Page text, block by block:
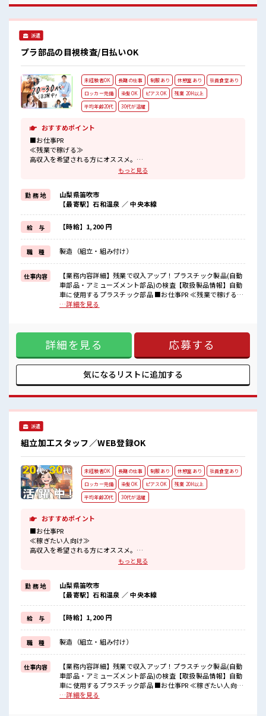
雰囲気 キバツ過ぎなければ髪色・髪型は自由！ あなたの個性
を大事にできます♪ しっかり休める休憩室あり！ オンオフの
派遣
プラ部品の目視検査/日払いOK
未経験者OK 長期の仕事 制服あり 休憩室あり
社員食堂あり
ロッカー完備
染髪OK ピアスOK
残業 20H以上
平均年齢20代
30代が活躍
おすすめポイント
■お仕事PR
≪残業で稼げる≫
高収入を希望される方にオススメ。
残業は月20時間以上あります♪
基本的に髪色自由で明るすぎたり奇抜でなければOKです！
(規定有)≪ラクラク制服アリ≫
制服があるので、
毎日の服装の悩み解消♪
≪初めての仕事だけど自分にもできそう≫
新しいことにチャレンジするのは不安だけど、
しっかり働く環境が整っています！
イチからスキルUP・ステップUP目指していきましょう！
≪様々なお仕事をご提案≫
一人で悩まず気軽に相談できる、
派遣のお仕事です！
■職場の雰囲気
休憩室で楽しくおしゃべり！
ストレス解消☆
もっと見る
勤 務 地
山梨県笛吹市
【最寄駅】石和温泉 ／ 中央本線
給 与 【時給】1,200 円
職 種 製造（組立・組み付け）
仕事内容
【業務内容詳細】残業で収入アップ！プラスチック製品(自動
車部品・アミューズメント部品)の検査【取扱製品情報】自動
車に使用するプラスチック部品 ■お仕事PR ≪残業で稼げる≫
高収入を希望される方にオススメ。 残業は月20時間以上あり
ので、 毎日の服装の悩み解消♪ ≪初めての仕事だけど自分に
もできそう≫ 新しいことにチャレンジするのは不安だけど、
しっかり働く環境が整っています！ イチからスキルUP・ステ
ップUP目指していきましょう！ ≪様々なお仕事をご提案≫ 一
人で悩まず気軽に相談できる、 派遣のお仕事です！ ■職場の
雰囲気 派手すぎなければ多少のヘアカラーもOKなのはウレシ
しくおしゃべり！ ストレス解消☆
…詳細を見る
詳細を見る 応募する
気になるリストに追加する
派遣
組立加工スタッフ／WEB登録OK
未経験者OK 長期の仕事 制服あり 休憩室あり
社員食堂あり
ロッカー完備
染髪OK ピアスOK
残業 20H以上
平均年齢20代
30代が活躍
おすすめポイント
■お仕事PR
≪稼ぎたい人向け≫
高収入を希望される方にオススメ。
残業は月20時間以上あります♪
明るすぎたり奇抜でなければ基本的に自由！
(規定有)≪動きやすい制服アリ≫
制服があるので、
毎日の服装の悩み解消♪
≪未経験OKの仕事≫
新しいことにチャレンジするのは不安だけど、
しっかり働く環境が整っています！
イチからスキルUP・ステップUP目指していきましょう！
≪収入アップを目指せる≫
高時給だらけの派遣のお仕事です！
■職場の雰囲気
派手すぎなければ多少のヘアカラーもOKなのはウレシイPoint☆
もっと見る
勤 務 地
山梨県笛吹市
【最寄駅】石和温泉 ／ 中央本線
給 与 【時給】1,200 円
職 種 製造（組立・組み付け）
仕事内容
【業務内容詳細】残業で収入アップ！プラスチック製品(自動
車部品・アミューズメント部品)の検査【取扱製品情報】自動
車に使用するプラスチック部品 ■お仕事PR ≪稼ぎたい人向け
≫ 高収入を希望される方にオススメ。 残業は月20時間以上あ
…詳細を見る